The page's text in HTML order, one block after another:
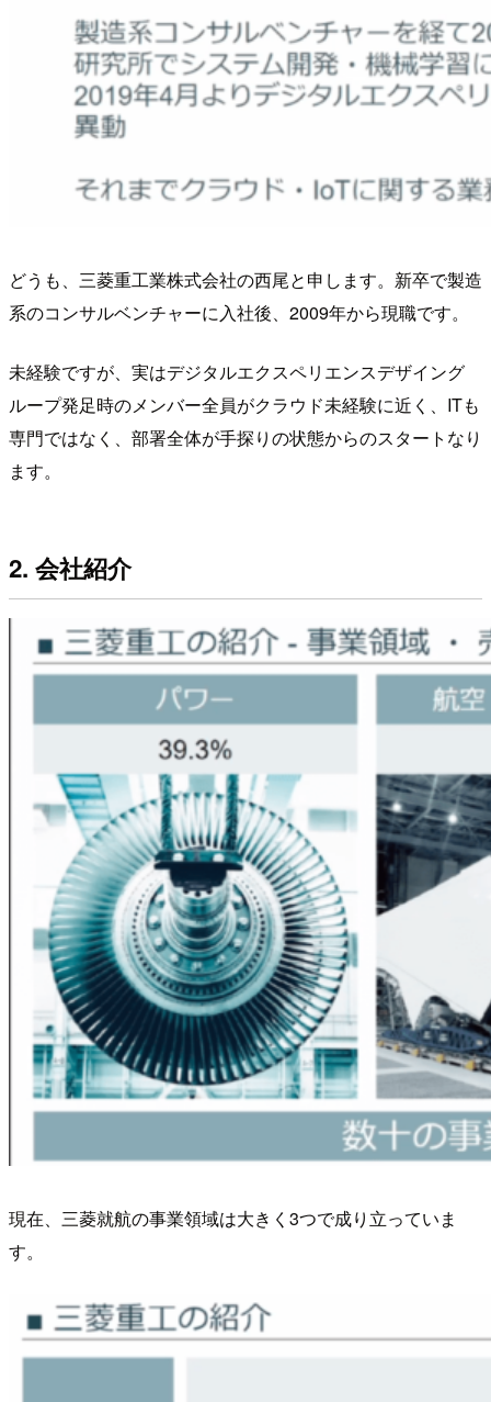
どうも、三菱重工業株式会社の西尾と申します。新卒で製造
系のコンサルベンチャーに入社後、2009年から現職です。
未経験ですが、実はデジタルエクスペリエンスデザイング
ループ発足時のメンバー全員がクラウド未経験に近く、ITも
専門ではなく、部署全体が手探りの状態からのスタートなり
ます。
2. 会社紹介
現在、三菱就航の事業領域は大きく3つで成り立っていま
す。